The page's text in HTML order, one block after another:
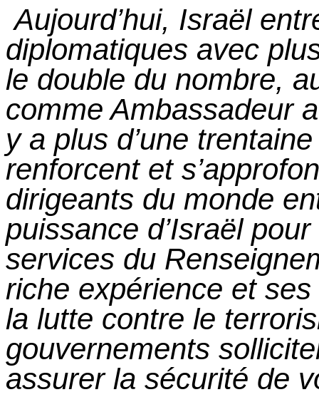
Aujourd’hui, Israël
diplomatiques avec
le double du nombre,
comme Ambassadeur
y a plus d’une
renforcent et
dirigeants du monde
puissance d’Israël
services du
riche expérience et
la lutte contre le
gouvernements
assurer la sécurité de